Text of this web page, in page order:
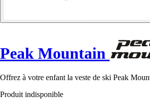
Peak Mountain
Offrez à votre enfant la veste de ski Peak
Produit indisponible